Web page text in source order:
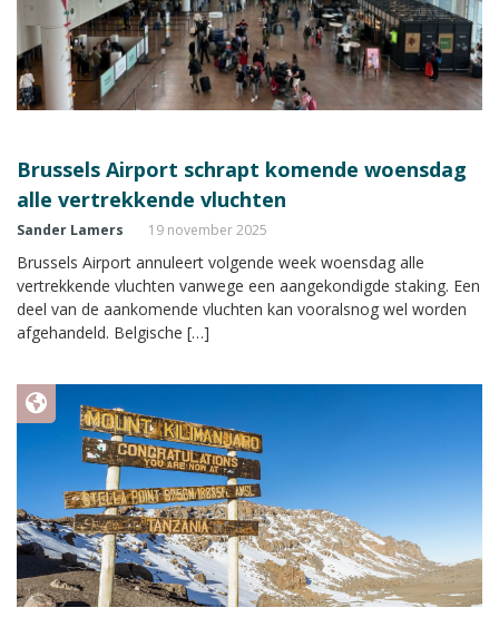
Brussels Airport schrapt komende woensdag
alle vertrekkende vluchten
Sander Lamers 19 november 2025
Brussels Airport annuleert volgende week woensdag alle
vertrekkende vluchten vanwege een aangekondigde staking. Een
deel van de aankomende vluchten kan vooralsnog wel worden
afgehandeld. Belgische […]